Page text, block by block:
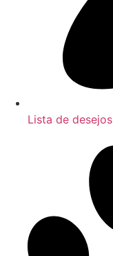
Lista de desejos